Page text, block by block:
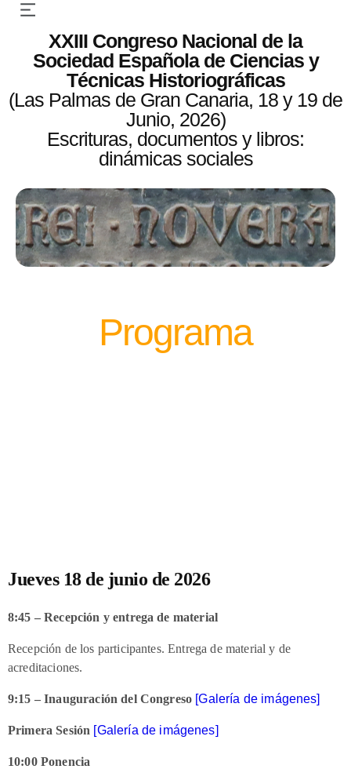
XXIII Congreso Nacional de la
Sociedad Española de Ciencias y
Técnicas Historiográficas
(Las Palmas de Gran Canaria, 18 y 19 de
Junio, 2026)
Escrituras, documentos y libros:
dinámicas sociales
Programa
Jueves 18 de junio de 2026
8:45 – Recepción y entrega de material
Recepción de los participantes. Entrega de material y de
acreditaciones.
9:15 – Inauguración del Congreso [Galería de imágenes]
Primera Sesión [Galería de imágenes]
10:00 Ponencia